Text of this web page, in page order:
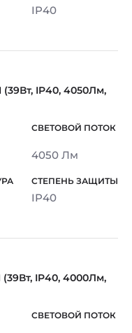
IP40
IP40, 4050Лм,
4050 Лм
IP40
IP40, 4000Лм,